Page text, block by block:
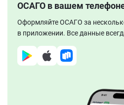
ОСАГО в вашем
Оформляйте ОСАГО за
в приложении. Все данные